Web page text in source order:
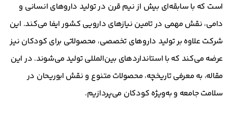
است که با سابقه‌ای بیش از نیم قرن در تولید داروهای انسانی و
دامی، نقش مهمی در تامین نیازهای دارویی کشور ایفا می‌کند. این
شرکت علاوه بر تولید داروهای تخصصی، محصولاتی برای کودکان نیز
عرضه می‌کند که با استانداردهای بین‌المللی تولید می‌شوند. در این
مقاله، به معرفی تاریخچه، محصولات متنوع و نقش ابوریحان در
سلامت جامعه و به‌ویژه کودکان می‌پردازیم.